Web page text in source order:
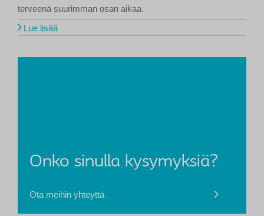
terveenä suurimman osan aikaa.
Lue lisää
Onko sinulla kysymyksiä?
Ota meihin yhteyttä